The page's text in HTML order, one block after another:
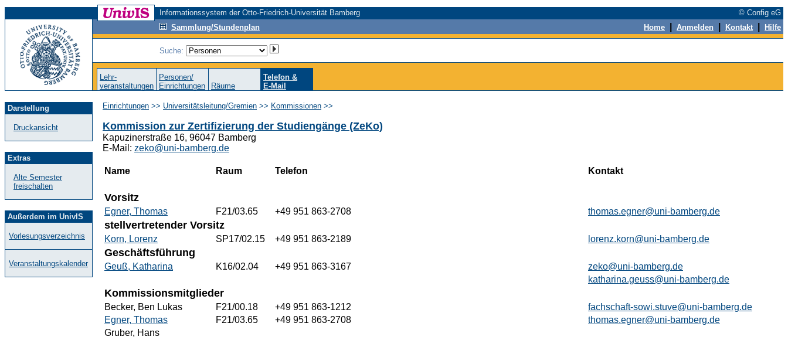
Informationssystem der Otto-Friedrich-Universität Bamberg
© Config eG
Sammlung/Stundenplan
Home Anmelden Kontakt Hilfe
Suche:
Lehr-
veranstaltungen
Personen/
Einrichtungen
Räume
Telefon &
E-Mail
Darstellung
Druckansicht
Extras
Alte Semester
freischalten
Außerdem im UnivIS
Vorlesungsverzeichnis
Veranstaltungskalender
Einrichtungen >> Universitätsleitung/Gremien >> Kommissionen >>
Kommission zur Zertifizierung der Studiengänge (ZeKo)
Kapuzinerstraße 16, 96047 Bamberg
E-Mail: zeko@uni-bamberg.de
Name Raum Telefon Kontakt
Vorsitz
Egner, Thomas F21/03.65 +49 951 863-2708 thomas.egner@uni-bamberg.de
stellvertretender Vorsitz
Korn, Lorenz SP17/02.15 +49 951 863-2189 lorenz.korn@uni-bamberg.de
Geschäftsführung
Geuß, Katharina K16/02.04 +49 951 863-3167
zeko@uni-bamberg.de
katharina.geuss@uni-bamberg.de
Kommissionsmitglieder
Becker, Ben Lukas F21/00.18 +49 951 863-1212
fachschaft-sowi.stuve@uni-bamberg.de
Egner, Thomas
F21/03.65 +49 951 863-2708
thomas.egner@uni-bamberg.de
Gruber, Hans